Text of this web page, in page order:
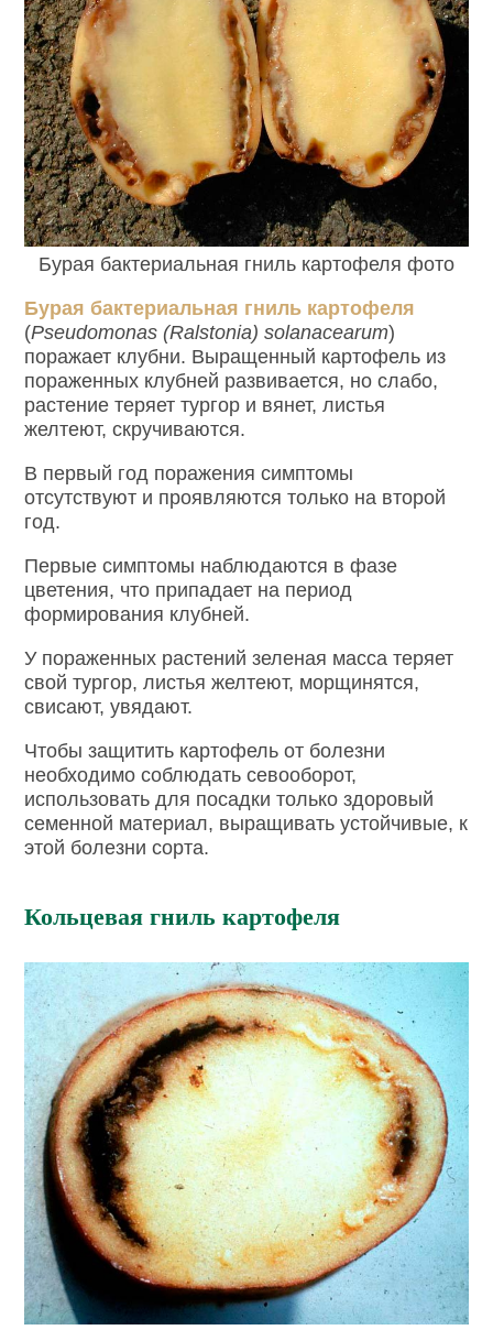
Бурая бактериальная гниль картофеля фото
Бурая бактериальная гниль картофеля
(Pseudomonas (Ralstonia) solanacearum)
поражает клубни. Выращенный картофель из
пораженных клубней развивается, но слабо,
растение теряет тургор и вянет, листья
желтеют, скручиваются.
В первый год поражения симптомы
отсутствуют и проявляются только на второй
год.
Первые симптомы наблюдаются в фазе
цветения, что припадает на период
формирования клубней.
У пораженных растений зеленая масса теряет
свой тургор, листья желтеют, морщинятся,
свисают, увядают.
Чтобы защитить картофель от болезни
необходимо соблюдать севооборот,
использовать для посадки только здоровый
семенной материал, выращивать устойчивые, к
этой болезни сорта.
Кольцевая гниль картофеля